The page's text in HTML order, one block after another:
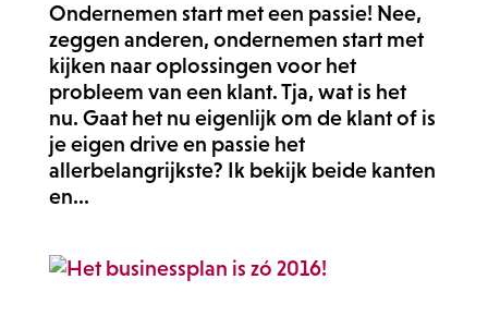
Ondernemen start met een passie! Nee,
zeggen anderen, ondernemen start met
kijken naar oplossingen voor het
probleem van een klant. Tja, wat is het
nu. Gaat het nu eigenlijk om de klant of is
je eigen drive en passie het
allerbelangrijkste? Ik bekijk beide kanten
en...